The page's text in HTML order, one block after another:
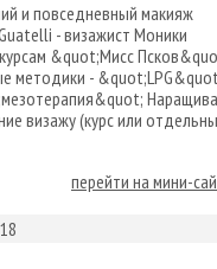
и повседневный макияж
- визажист Моники
&quot;Мисс
методики -
визажу (курс или
перейти на мини-